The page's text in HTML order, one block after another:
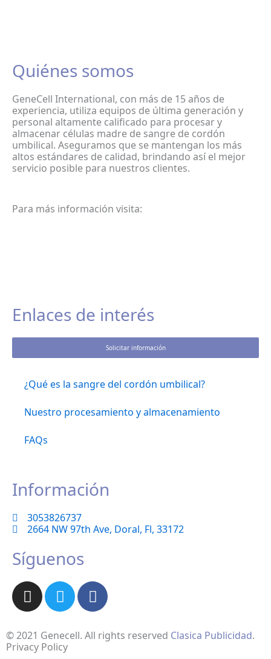
Quiénes somos
GeneCell International, con más de 15 años de
experiencia, utiliza equipos de última generación y
personal altamente calificado para procesar y
almacenar células madre de sangre de cordón
umbilical. Aseguramos que se mantengan los más
altos estándares de calidad, brindando así el mejor
servicio posible para nuestros clientes.
Para más información visita:
Enlaces de interés
Solicitar información
¿Qué es la sangre del cordón umbilical?
Nuestro procesamiento y almacenamiento
FAQs
Información
3053826737
2664 NW 97th Ave, Doral, Fl, 33172
Síguenos
I
n
s
t
a
T
w
i
t
t
F
a
c
e
© 2021 Genecell. All rights reserved Clasica Publicidad.
Privacy Policy